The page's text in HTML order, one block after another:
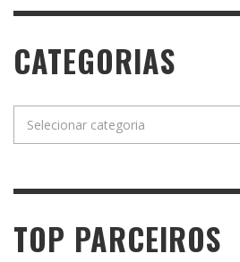
CATEGORIAS
TOP PARCEIROS